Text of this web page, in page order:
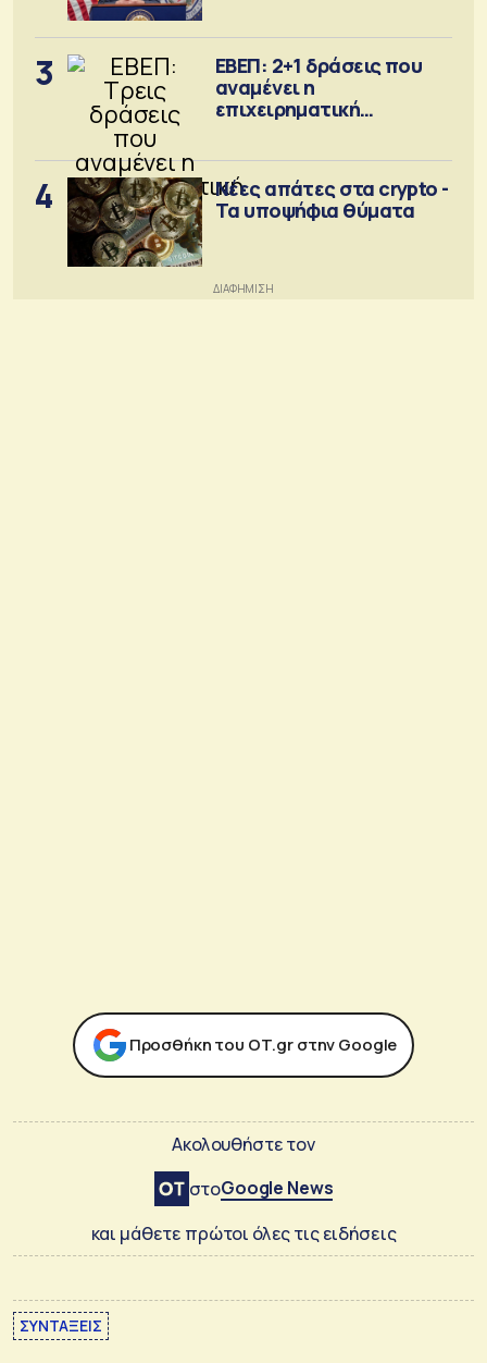
3
ΕΒΕΠ: 2+1 δράσεις που
αναμένει η
επιχειρηματική
4
Νέες απάτες στα crypto -
Τα υποψήφια θύματα
Προσθήκη του ΟΤ.gr στην Google
Ακολουθήστε τον
στοGoogle News
και μάθετε πρώτοι όλες τις ειδήσεις
ΣΥΝΤΑΞΕΙΣ